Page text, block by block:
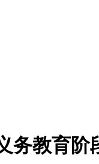
务教育阶